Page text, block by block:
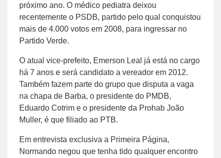
próximo ano. O médico pediatra deixou
recentemente o PSDB, partido pelo qual conquistou
mais de 4.000 votos em 2008, para ingressar no
Partido Verde.
O atual vice-prefeito, Emerson Leal já está no cargo
há 7 anos e será candidato a vereador em 2012.
Também fazem parte do grupo que disputa a vaga
na chapa de Barba, o presidente do PMDB,
Eduardo Cotrim e o presidente da Prohab João
Muller, é que filiado ao PTB.
Em entrevista exclusiva a Primeira Página,
Normando negou que tenha tido qualquer encontro